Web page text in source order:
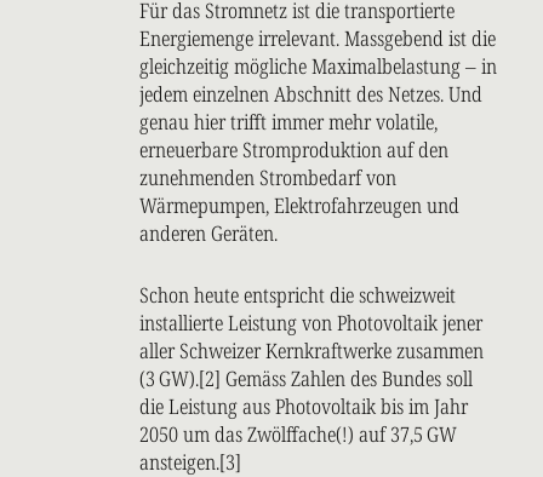
Für das Stromnetz ist die transportierte
Energiemenge irrelevant. Massgebend ist die
gleichzeitig mögliche Maximalbelastung – in
jedem einzelnen Abschnitt des Netzes. Und
genau hier trifft immer mehr volatile,
erneuerbare Stromproduktion auf den
zunehmenden Strombedarf von
Wärmepumpen, Elektrofahrzeugen und
anderen Geräten.
Schon heute entspricht die schweizweit
installierte Leistung von Photovoltaik jener
aller Schweizer Kernkraftwerke zusammen
(3 GW).[2] Gemäss Zahlen des Bundes soll
die Leistung aus Photovoltaik bis im Jahr
2050 um das Zwölffache(!) auf 37,5 GW
ansteigen.[3]